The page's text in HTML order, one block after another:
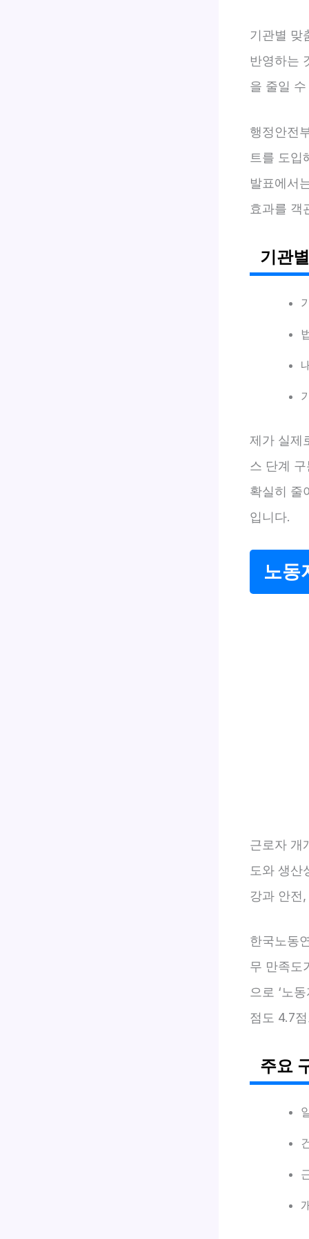
기관별 맞
반영하는
을 줄일
행정안전
트를 도입
발표에서
효과를 객
기관
제가 실제
스 단계
확실히 줄
입니다.
노동
근로자 개
도와 생산
강과 안전
한국노동
무 만족도
으로 ‘노
점도 4.7
주요